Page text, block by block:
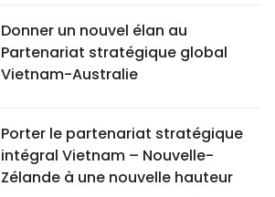
Donner un nouvel élan au
Partenariat stratégique global
Vietnam-Australie
Porter le partenariat stratégique
intégral Vietnam – Nouvelle-
Zélande à une nouvelle hauteur